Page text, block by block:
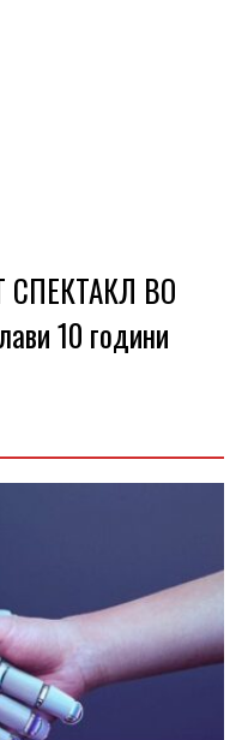
ВО
10 години